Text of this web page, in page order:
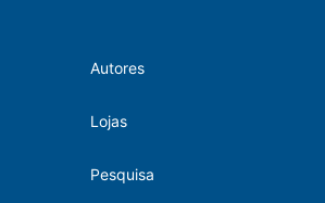
Autores
Lojas
Pesquisa